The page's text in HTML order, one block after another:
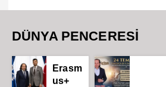
DÜNYA PENCERESİ
Erasm
us+